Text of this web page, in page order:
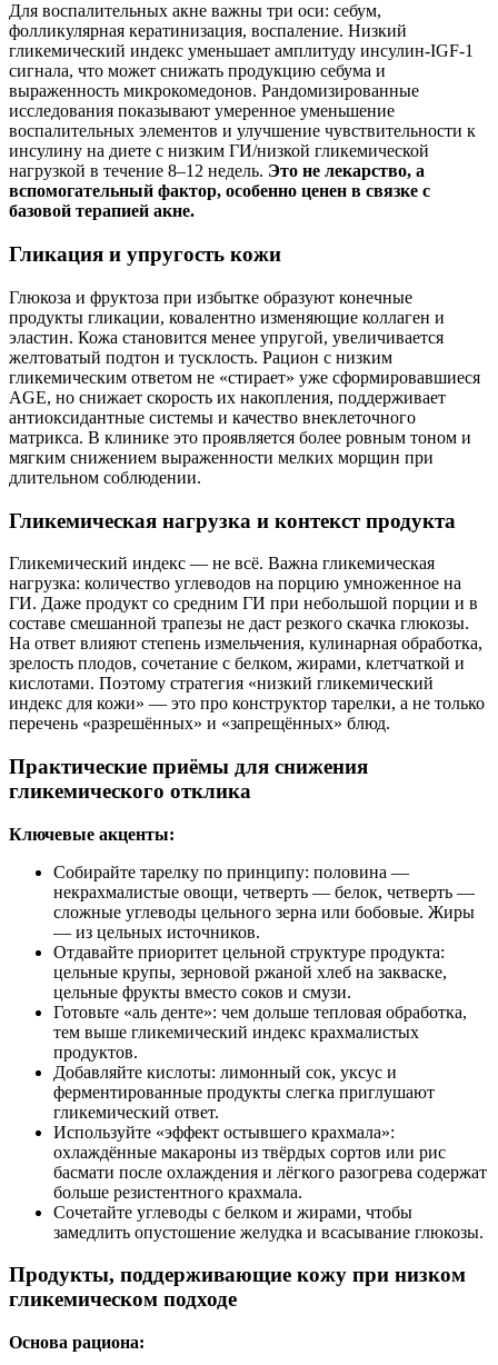
Для воспалительных акне важны три оси: себум,
фолликулярная кератинизация, воспаление. Низкий
гликемический индекс уменьшает амплитуду инсулин‑IGF‑1
сигнала, что может снижать продукцию себума и
выраженность микрокомедонов. Рандомизированные
исследования показывают умеренное уменьшение
воспалительных элементов и улучшение чувствительности к
инсулину на диете с низким ГИ/низкой гликемической
нагрузкой в течение 8–12 недель. Это не лекарство, а
вспомогательный фактор, особенно ценен в связке с
базовой терапией акне.
Гликация и упругость кожи
Глюкоза и фруктоза при избытке образуют конечные
продукты гликации, ковалентно изменяющие коллаген и
эластин. Кожа становится менее упругой, увеличивается
желтоватый подтон и тусклость. Рацион с низким
гликемическим ответом не «стирает» уже сформировавшиеся
AGE, но снижает скорость их накопления, поддерживает
антиоксидантные системы и качество внеклеточного
матрикса. В клинике это проявляется более ровным тоном и
мягким снижением выраженности мелких морщин при
длительном соблюдении.
Гликемическая нагрузка и контекст продукта
Гликемический индекс — не всё. Важна гликемическая
нагрузка: количество углеводов на порцию умноженное на
ГИ. Даже продукт со средним ГИ при небольшой порции и в
составе смешанной трапезы не даст резкого скачка глюкозы.
На ответ влияют степень измельчения, кулинарная обработка,
зрелость плодов, сочетание с белком, жирами, клетчаткой и
кислотами. Поэтому стратегия «низкий гликемический
индекс для кожи» — это про конструктор тарелки, а не только
перечень «разрешённых» и «запрещённых» блюд.
Практические приёмы для снижения
гликемического отклика
Ключевые акценты:
Собирайте тарелку по принципу: половина —
некрахмалистые овощи, четверть — белок, четверть —
сложные углеводы цельного зерна или бобовые. Жиры
— из цельных источников.
Отдавайте приоритет цельной структуре продукта:
цельные крупы, зерновой ржаной хлеб на закваске,
цельные фрукты вместо соков и смузи.
Готовьте «аль денте»: чем дольше тепловая обработка,
тем выше гликемический индекс крахмалистых
продуктов.
Добавляйте кислоты: лимонный сок, уксус и
ферментированные продукты слегка приглушают
гликемический ответ.
Используйте «эффект остывшего крахмала»:
охлаждённые макароны из твёрдых сортов или рис
басмати после охлаждения и лёгкого разогрева содержат
больше резистентного крахмала.
Сочетайте углеводы с белком и жирами, чтобы
замедлить опустошение желудка и всасывание глюкозы.
Продукты, поддерживающие кожу при низком
гликемическом подходе
Основа рациона: